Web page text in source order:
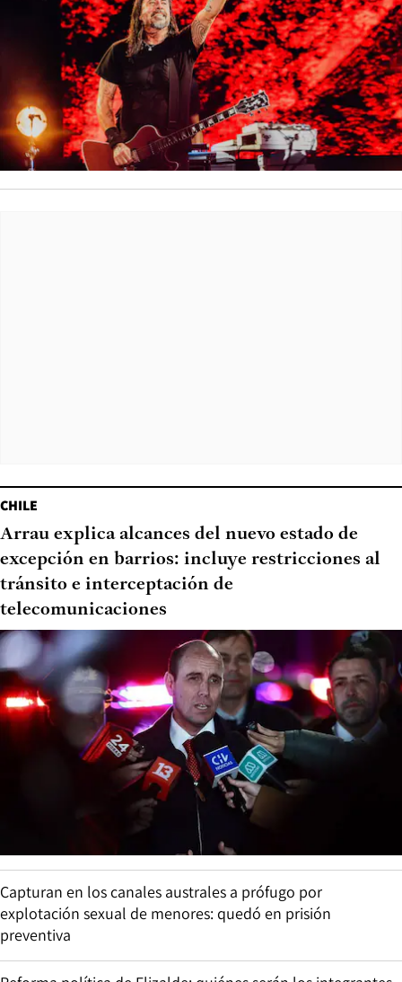
CHILE
Arrau explica alcances del nuevo estado de
excepción en barrios: incluye restricciones al
tránsito e interceptación de
telecomunicaciones
Capturan en los canales australes a prófugo por
explotación sexual de menores: quedó en prisión
preventiva